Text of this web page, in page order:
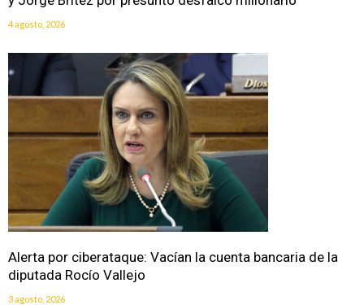
4 agosto, 2026
Alerta por ciberataque: Vacían la cuenta bancaria de la
diputada Rocío Vallejo
3 agosto, 2026